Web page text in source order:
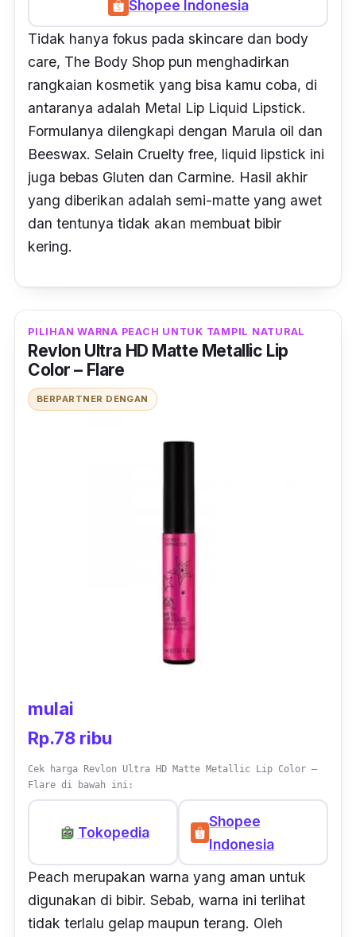
Shopee Indonesia
Tidak hanya fokus pada skincare dan body
care, The Body Shop pun menghadirkan
rangkaian kosmetik yang bisa kamu coba, di
antaranya adalah Metal Lip Liquid Lipstick.
Formulanya dilengkapi dengan Marula oil dan
Beeswax. Selain Cruelty free, liquid lipstick ini
juga bebas Gluten dan Carmine. Hasil akhir
yang diberikan adalah semi-matte yang awet
dan tentunya tidak akan membuat bibir
kering.
PILIHAN WARNA PEACH UNTUK TAMPIL NATURAL
Revlon Ultra HD Matte Metallic Lip
Color – Flare
BERPARTNER DENGAN
mulai
Rp.78 ribu
Cek harga Revlon Ultra HD Matte Metallic Lip Color –
Flare di bawah ini:
Tokopedia
Shopee
Indonesia
Peach merupakan warna yang aman untuk
digunakan di bibir. Sebab, warna ini terlihat
tidak terlalu gelap maupun terang. Oleh